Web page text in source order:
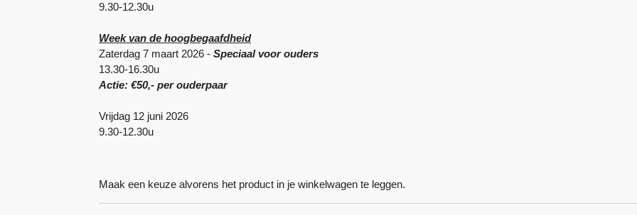
9.30-12.30u
Week van de hoogbegaafdheid
Zaterdag 7 maart 2026 - Speciaal voor ouders
13.30-16.30u
Actie: €50,- per ouderpaar
Vrijdag 12 juni 2026
9.30-12.30u
Maak een keuze alvorens het product in je winkelwagen te leggen.